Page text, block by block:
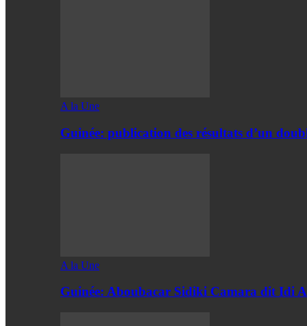
A la Une
Guinée: publication des résultats d’un
A la Une
Guinée: Aboubacar Sidiki Camara dit Idi